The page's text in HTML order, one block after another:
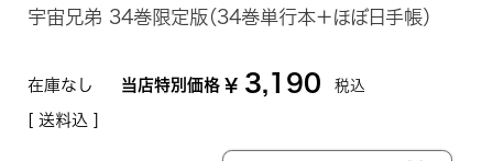
宇宙兄弟 34巻限定版（34巻単行本＋ほぼ日手帳）
在庫なし 当店特別価格 ¥ 3,190 税込
送料込